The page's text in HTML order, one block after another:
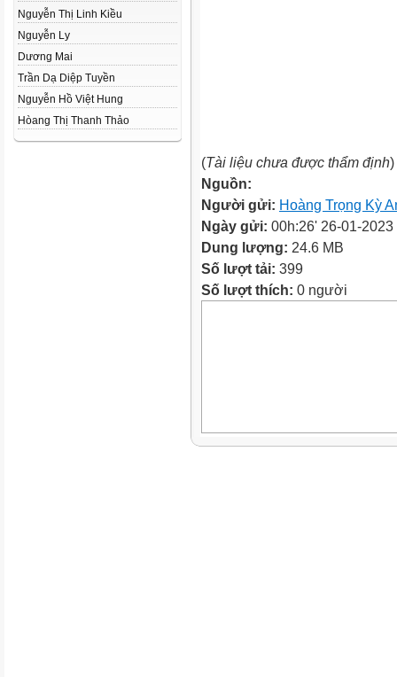
Nguyễn Thị Linh Kiều
Nguyễn Ly
Dương Mai
Trần Dạ Diệp Tuyền
Nguyễn Hồ Việt Hung
Hòang Thị Thanh Thảo
(Tài liệu chưa được thẩm định)
Nguồn:
Người gửi: Hoàng Trọng Kỳ
Ngày gửi: 00h:26' 26-01-2023
Dung lượng: 24.6 MB
Số lượt tải: 399
Số lượt thích: 0 người